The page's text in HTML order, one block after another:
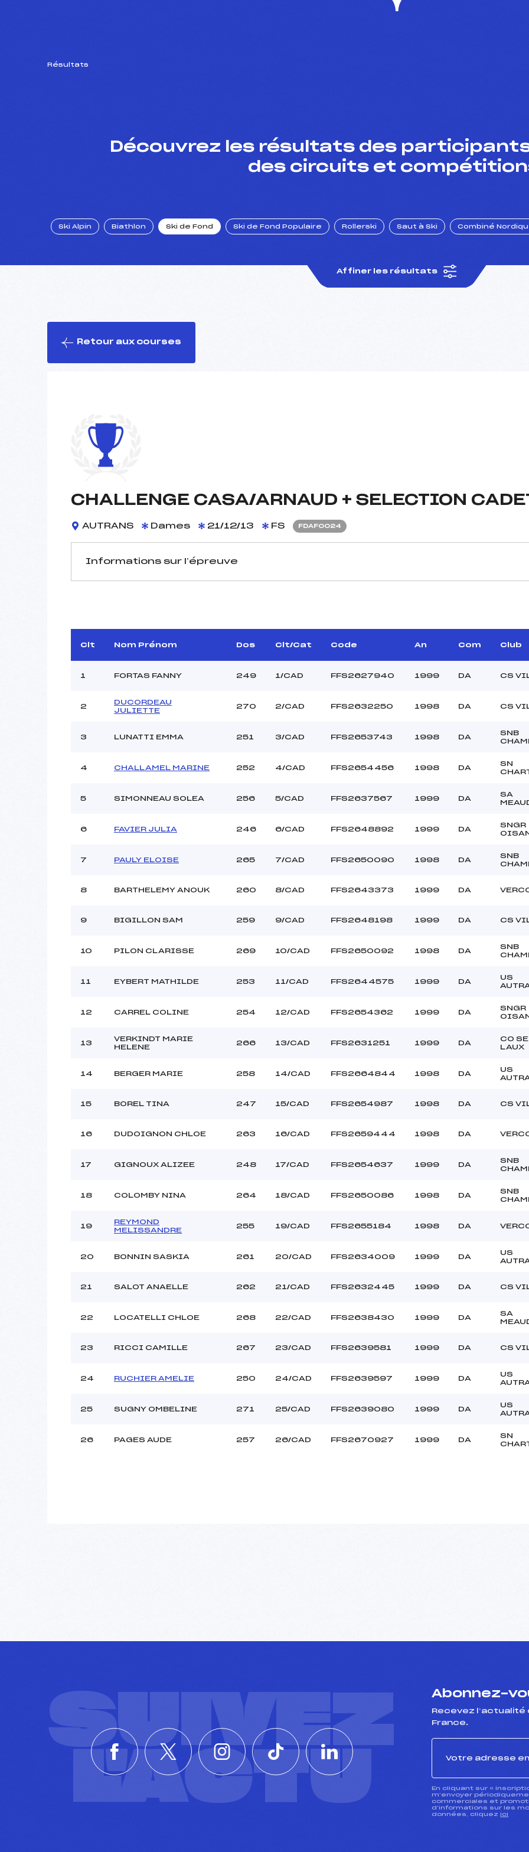
Résultats
Découvrez les résultats des participants
des circuits et
Ski Alpin Biathlon Ski de Fond Ski de Fond Populaire Rollerski Saut à Ski Combiné
Affiner les résultats
Retour aux courses
CHALLENGE CASA/ARNAUD + SELECTION
AUTRANS Dames 21/12/13 FS FDAF0024
Informations sur l’épreuve
D.T Adjoint :
–
Dir. Epreuve :
VALETTE WILFRID (DA)
Distance :
Point Haut :
Pénalité appliquée :
127.1600
Clt Nom Prénom Dos Clt/Cat Code An Com Club
1 FORTAS FANNY 249 1/CAD FFS2627940 1999 DA CS
2
DUCORDEAU
JULIETTE
270 2/CAD FFS2632250 1998 DA CS
3 LUNATTI EMMA 251 3/CAD FFS2653743 1998 DA
SNB
4 CHALLAMEL MARINE 252 4/CAD FFS2654456 1998 DA
SN
5 SIMONNEAU SOLEA 256 5/CAD FFS2637567 1999 DA
SA
6 FAVIER JULIA 246 6/CAD FFS2648892 1999 DA
SNGR
7 PAULY ELOISE 265 7/CAD FFS2650090 1998 DA
SNB
8 BARTHELEMY ANOUK 260 8/CAD FFS2643373 1999 DA
9 BIGILLON SAM 259 9/CAD FFS2648198 1999 DA CS
10 PILON CLARISSE 269 10/CAD FFS2650092 1998 DA
SNB
11 EYBERT MATHILDE 253 11/CAD FFS2644575 1999 DA
US
12 CARREL COLINE 254 12/CAD FFS2654362 1999 DA
SNGR
13
VERKINDT MARIE
HELENE
266 13/CAD FFS2631251 1999 DA
CO
LAUX
14 BERGER MARIE 258 14/CAD FFS2664844 1998 DA
US
15 BOREL TINA 247 15/CAD FFS2654987 1998 DA CS
16 DUDOIGNON CHLOE 263 16/CAD FFS2659444 1998 DA
17 GIGNOUX ALIZEE 248 17/CAD FFS2654637 1999 DA
SNB
18 COLOMBY NINA 264 18/CAD FFS2650086 1998 DA
SNB
19
REYMOND
MELISSANDRE
255 19/CAD FFS2655184 1998 DA
20 BONNIN SASKIA 261 20/CAD FFS2634009 1999 DA
US
21 SALOT ANAELLE 262 21/CAD FFS2632445 1999 DA CS
22 LOCATELLI CHLOE 268 22/CAD FFS2638430 1999 DA
SA
23 RICCI CAMILLE 267 23/CAD FFS2639581 1999 DA CS
24 RUCHIER AMELIE 250 24/CAD FFS2639597 1999 DA
US
25 SUGNY OMBELINE 271 25/CAD FFS2639080 1999 DA
US
26 PAGES AUDE 257 26/CAD FFS2670927 1999 DA
SN
SUIVEZ
L'ACTU
Abonnez-
Recevez l’actualité
France.
En cliquant sur «
m’envoyer
commerciales et
d’informations sur les
données, cliquez ici